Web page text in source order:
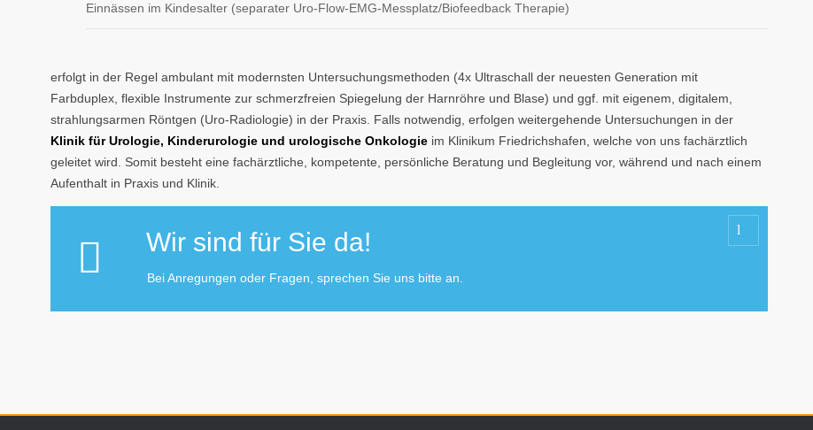
Einnässen im Kindesalter (separater Uro-Flow-EMG-Messplatz/Biofeedback Therapie)
erfolgt in der Regel ambulant mit modernsten Untersuchungsmethoden (4x Ultraschall der neuesten Generation mit
Farbduplex, flexible Instrumente zur schmerzfreien Spiegelung der Harnröhre und Blase) und ggf. mit eigenem, digitalem,
strahlungsarmen Röntgen (Uro-Radiologie) in der Praxis. Falls notwendig, erfolgen weitergehende Untersuchungen in der
Klinik für Urologie, Kinderurologie und urologische Onkologie im Klinikum Friedrichshafen, welche von uns fachärztlich
geleitet wird. Somit besteht eine fachärztliche, kompetente, persönliche Beratung und Begleitung vor, während und nach einem
Aufenthalt in Praxis und Klinik.
Wir sind für Sie da!
Bei Anregungen oder Fragen, sprechen Sie uns bitte an.